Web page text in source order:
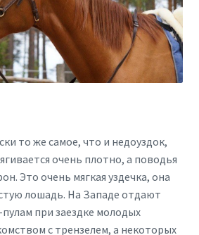
то же самое, что и недоуздок,
очень плотно, а поводья
Это очень мягкая уздечка, она
лошадь. На Западе отдают
при заездке молодых
с трензелем, а некоторых